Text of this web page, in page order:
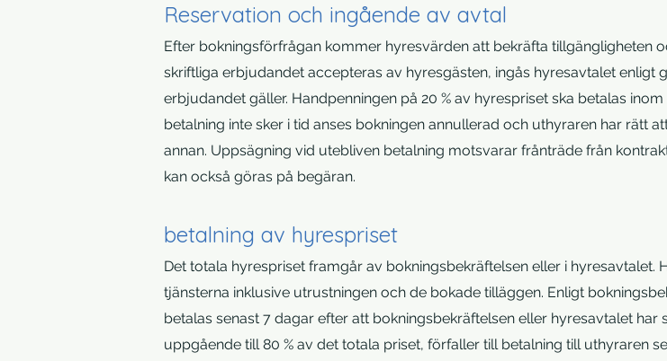
Reservation och ingående av avtal
Efter bokningsförfrågan kommer hyresvärden att bekräfta tillgängligheten
skriftliga erbjudandet accepteras av hyresgästen, ingås hyresavtalet enligt
erbjudandet gäller. Handpenningen på 20 % av hyrespriset ska betalas
betalning inte sker i tid anses bokningen annullerad och uthyraren har rätt
annan. Uppsägning vid utebliven betalning motsvarar frånträde från
kan också göras på begäran.
betalning av hyrespriset
Det totala hyrespriset framgår av bokningsbekräftelsen eller i hyresavtalet.
tjänsterna inklusive utrustningen och de bokade tilläggen. Enligt
betalas senast 7 dagar efter att bokningsbekräftelsen eller hyresavtalet har
uppgående till 80 % av det totala priset, förfaller till betalning till uthyraren